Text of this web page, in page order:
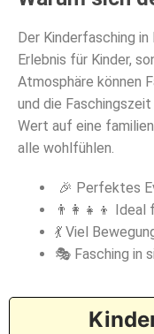
Der Kinderfasching
Erlebnis für Kinder,
Atmosphäre können
und die
Wert auf eine
alle wohlfühlen.
🎉 Perfektes
👨‍👩‍👧‍👦 Ideal
💃 Viel
🎭 Fasching in